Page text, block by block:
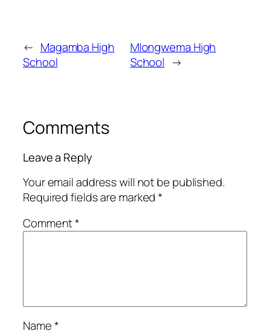
← Magamba High
School
Mlongwema High
School →
Comments
Leave a Reply
Your email address will not be published.
Required fields are marked*
Comment*
Name*